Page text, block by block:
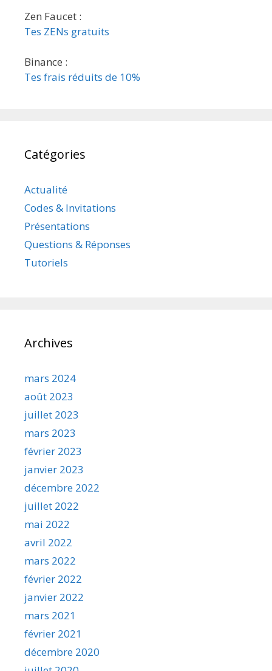
Zen Faucet :
Tes ZENs gratuits
Binance :
Tes frais réduits de 10%
Catégories
Actualité
Codes & Invitations
Présentations
Questions & Réponses
Tutoriels
Archives
mars 2024
août 2023
juillet 2023
mars 2023
février 2023
janvier 2023
décembre 2022
juillet 2022
mai 2022
avril 2022
mars 2022
février 2022
janvier 2022
mars 2021
février 2021
décembre 2020